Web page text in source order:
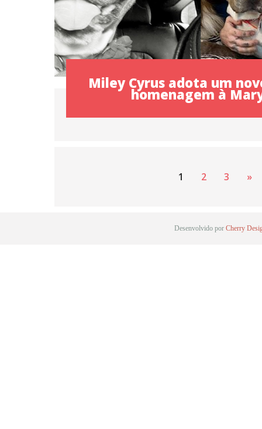
Miley Cyrus adota um
homenagem à
1 2 3 »
Desenvolvido por Cherry